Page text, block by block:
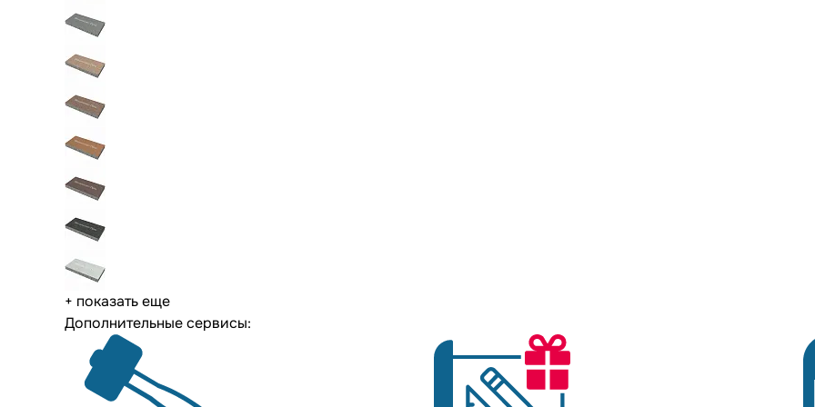
+ показать еще
Дополнительные сервисы: